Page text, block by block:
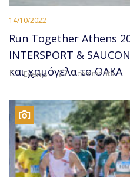
14/10/2022
Run Together Athens
INTERSPORT &
και χαμόγελα το ΟΑΚΑ
Events 0 comments